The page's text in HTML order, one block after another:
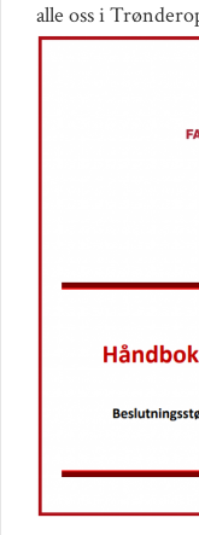
alle oss i